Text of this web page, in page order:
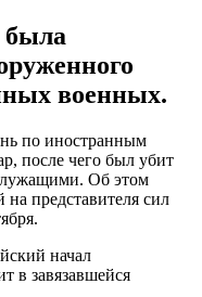
была
военных.
по иностранным
после чего был убит
Об этом
на представителя сил
начал
в завязавшейся